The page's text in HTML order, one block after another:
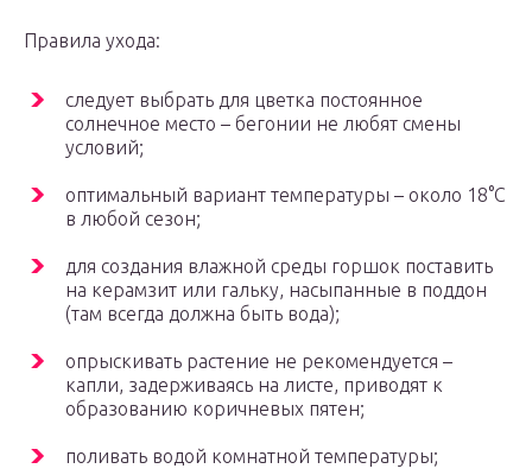
Правила ухода:
следует выбрать для цветка постоянное
солнечное место – бегонии не любят смены
условий;
оптимальный вариант температуры – около 18°С
в любой сезон;
для создания влажной среды горшок поставить
на керамзит или гальку, насыпанные в поддон
(там всегда должна быть вода);
опрыскивать растение не рекомендуется –
капли, задерживаясь на листе, приводят к
образованию коричневых пятен;
поливать водой комнатной температуры;